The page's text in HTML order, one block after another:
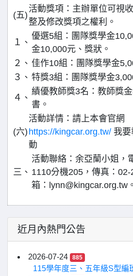
(五)
活動獎項：主辦單位可視
整及修改獎項之權利。
１、
優選5組：團隊獎學金
金10,000元、獎狀。
２、 佳作10組：團隊獎學金
３、 特獎3組：團隊獎學金
４、
績優教師獎3名：教師獎
書。
(六)
活動詳情：請上本會官網
https://kingcar.org.tw/ 我
動
三、
活動聯絡：余亞蘭小姐，
1110分機205，傳真：
箱：lynn@kingcar.org.tw。
近月內熱門公告
2026-07-24 885
115學年度三、五年級S型編